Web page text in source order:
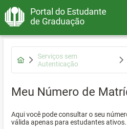
Portal do Estudante
de Graduação
Serviços sem
Autenticação
Meu Número de
Aqui você pode consultar o seu
válida apenas para estudantes ativos.